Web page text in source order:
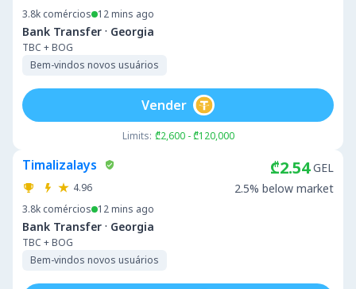
3.8k comércios 12 mins ago
Bank Transfer · Georgia
TBC + BOG
Bem-vindos novos usuários
Limits: ₾2,600 - ₾120,000
Vender
Timalizalays
4.96
3.8k comércios 12 mins ago
Bank Transfer · Georgia
TBC + BOG
Bem-vindos novos usuários
₾2.54 GEL
2.5% below market